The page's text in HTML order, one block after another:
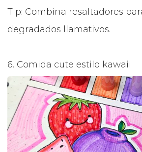
Tip: Combina resaltadores
degradados llamativos.
6. Comida cute estilo kawaii